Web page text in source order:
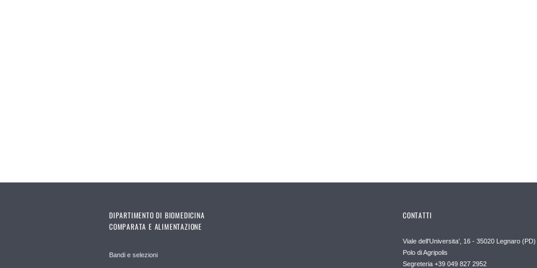
DIPARTIMENTO DI BIOMEDICINA
COMPARATA E ALIMENTAZIONE
Bandi e selezioni
CONTATTI
Viale dell'Universita', 16 - 35020 Legnaro (PD)
Polo di Agripolis
Segreteria +39 049 827 2952